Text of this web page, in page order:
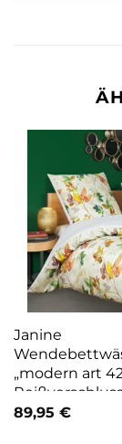
Janine
„modern art
Reißverschluss
89,95 €